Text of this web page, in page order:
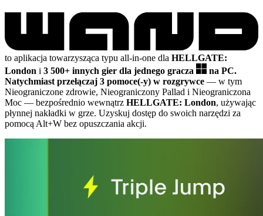
to aplikacja towarzysząca typu all-in-one dla HELLGATE:
London i 3 500+ innych gier dla jednego gracza
na PC.
Natychmiast przełączaj 3 pomoce(-y) w rozgrywce — w tym
Nieograniczone zdrowie, Nieograniczony Pallad i Nieograniczona
Moc — bezpośrednio wewnątrz HELLGATE: London, używając
płynnej nakładki w grze. Uzyskuj dostęp do swoich narzędzi za
pomocą Alt+W bez opuszczania akcji.